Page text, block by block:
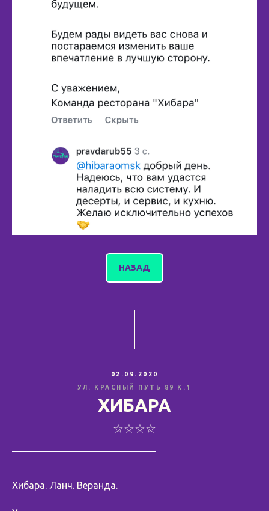
НАЗАД
02.09.2020
УЛ. КРАСНЫЙ ПУТЬ 89 К.1
ХИБАРА
☆☆☆☆
Хибара. Ланч. Веранда.